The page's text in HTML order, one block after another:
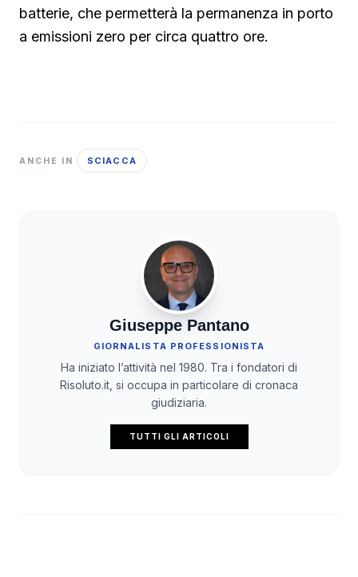
batterie, che permetterà la permanenza in porto
a emissioni zero per circa quattro ore.
ANCHE IN SCIACCA
Giuseppe Pantano
GIORNALISTA PROFESSIONISTA
Ha iniziato l’attività nel 1980. Tra i fondatori di
Risoluto.it, si occupa in particolare di cronaca
giudiziaria.
TUTTI GLI ARTICOLI